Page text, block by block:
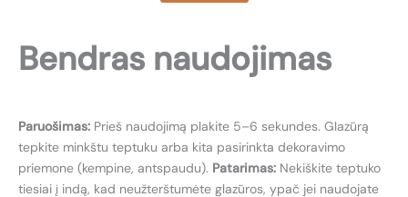
Bendras naudojimas
Paruošimas: Prieš naudojimą plakite 5–6 sekundes. Glazūrą
tepkite minkštu teptuku arba kita pasirinkta dekoravimo
priemone (kempine, antspaudu). Patarimas: Nekiškite teptuko
tiesiai į indą, kad neužterštumėte glazūros, ypač jei naudojate